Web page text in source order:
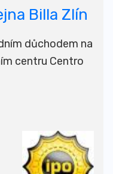
Billa Zlín
důchodem na
centru Centro